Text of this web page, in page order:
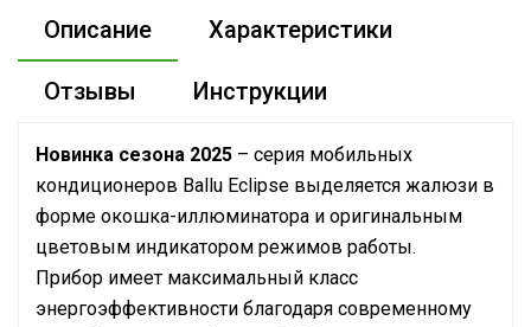
Описание Характеристики
Отзывы Инструкции
Новинка сезона 2025 – серия мобильных
кондиционеров Ballu Eclipse выделяется жалюзи в
форме окошка-иллюминатора и оригинальным
цветовым индикатором режимов работы.
Прибор имеет максимальный класс
энергоэффективности благодаря современному